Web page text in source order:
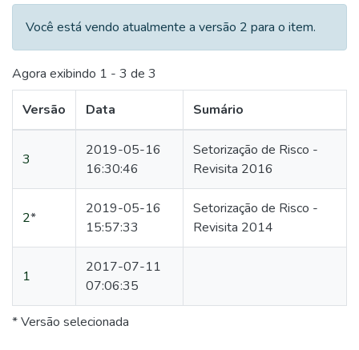
Você está vendo atualmente a versão 2 para o item.
Agora exibindo 1 - 3 de 3
Versão Data Sumário
3
2019-05-16
16:30:46
Setorização de Risco -
Revisita 2016
2*
2019-05-16
15:57:33
Setorização de Risco -
Revisita 2014
1
2017-07-11
07:06:35
* Versão selecionada